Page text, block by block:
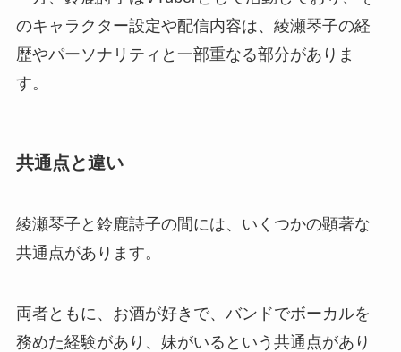
のキャラクター設定や配信内容は、綾瀬琴子の経
歴やパーソナリティと一部重なる部分がありま
す。
共通点と違い
綾瀬琴子と鈴鹿詩子の間には、いくつかの顕著な
共通点があります。
両者ともに、お酒が好きで、バンドでボーカルを
務めた経験があり、妹がいるという共通点があり